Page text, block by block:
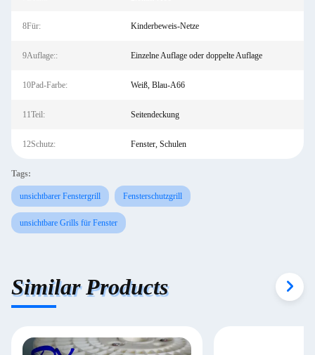
8Für: Kinderbeweis-Netze
9Auflage:: Einzelne Auflage oder doppelte Auflage
10Pad-Farbe: Weiß, Blau-A66
11Teil: Seitendeckung
12Schutz: Fenster, Schulen
Tags:
unsichtbarer Fenstergrill Fensterschutzgrill
unsichtbare Grills für Fenster
Similar Products